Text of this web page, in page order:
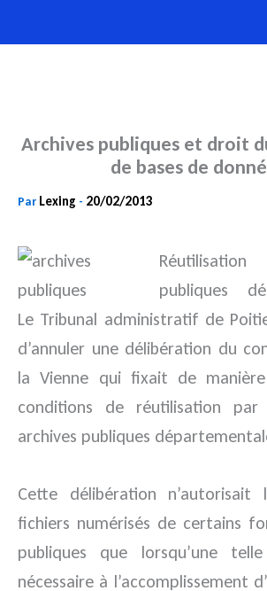
au
Archives publiques et droit
de bases de
Par Lexing - 20/02/2013
publiques
Le Tribunal administratif de
d’annuler une délibération du
la Vienne qui fixait de
conditions de réutilisation
archives publiques
Cette délibération n’autorisait
fichiers numérisés de certains
publiques que lorsqu’une
nécessaire à l’accomplissement